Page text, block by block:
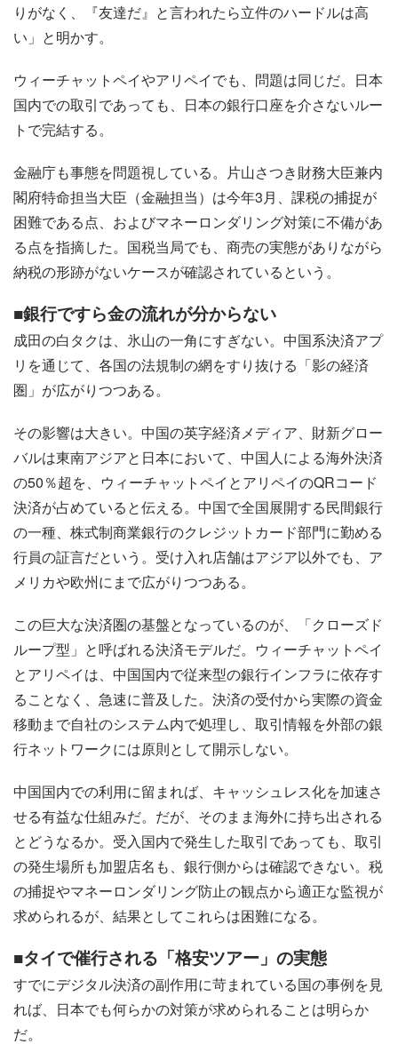
りがなく、『友達だ』と言われたら立件のハードルは高
い」と明かす。
ウィーチャットペイやアリペイでも、問題は同じだ。日本
国内での取引であっても、日本の銀行口座を介さないルー
トで完結する。
金融庁も事態を問題視している。片山さつき財務大臣兼内
閣府特命担当大臣（金融担当）は今年3月、課税の捕捉が
困難である点、およびマネーロンダリング対策に不備があ
る点を指摘した。国税当局でも、商売の実態がありながら
納税の形跡がないケースが確認されているという。
■銀行ですら金の流れが分からない
成田の白タクは、氷山の一角にすぎない。中国系決済アプ
リを通じて、各国の法規制の網をすり抜ける「影の経済
圏」が広がりつつある。
その影響は大きい。中国の英字経済メディア、財新グロー
バルは東南アジアと日本において、中国人による海外決済
の50％超を、ウィーチャットペイとアリペイのQRコード
決済が占めていると伝える。中国で全国展開する民間銀行
の一種、株式制商業銀行のクレジットカード部門に勤める
行員の証言だという。受け入れ店舗はアジア以外でも、ア
メリカや欧州にまで広がりつつある。
この巨大な決済圏の基盤となっているのが、「クローズド
ループ型」と呼ばれる決済モデルだ。ウィーチャットペイ
とアリペイは、中国国内で従来型の銀行インフラに依存す
ることなく、急速に普及した。決済の受付から実際の資金
移動まで自社のシステム内で処理し、取引情報を外部の銀
行ネットワークには原則として開示しない。
中国国内での利用に留まれば、キャッシュレス化を加速さ
せる有益な仕組みだ。だが、そのまま海外に持ち出される
とどうなるか。受入国内で発生した取引であっても、取引
の発生場所も加盟店名も、銀行側からは確認できない。税
の捕捉やマネーロンダリング防止の観点から適正な監視が
求められるが、結果としてこれらは困難になる。
■タイで催行される「格安ツアー」の実態
すでにデジタル決済の副作用に苛まれている国の事例を見
れば、日本でも何らかの対策が求められることは明らか
だ。